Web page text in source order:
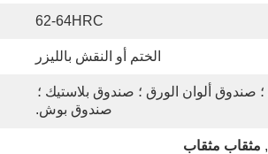
62-64HRC
الختم أو النقش بالليزر
صندوق بوش.
, مثقاب مثقاب